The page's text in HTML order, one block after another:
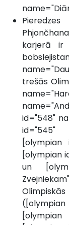
karjerā ir
trešās
id="548"
id="545"
[olympian
[olympian
un
([olympian
[olympian